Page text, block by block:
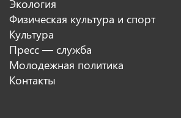
Экология
Физическая культура и спорт
Культура
Пресс — служба
Молодежная политика
Контакты